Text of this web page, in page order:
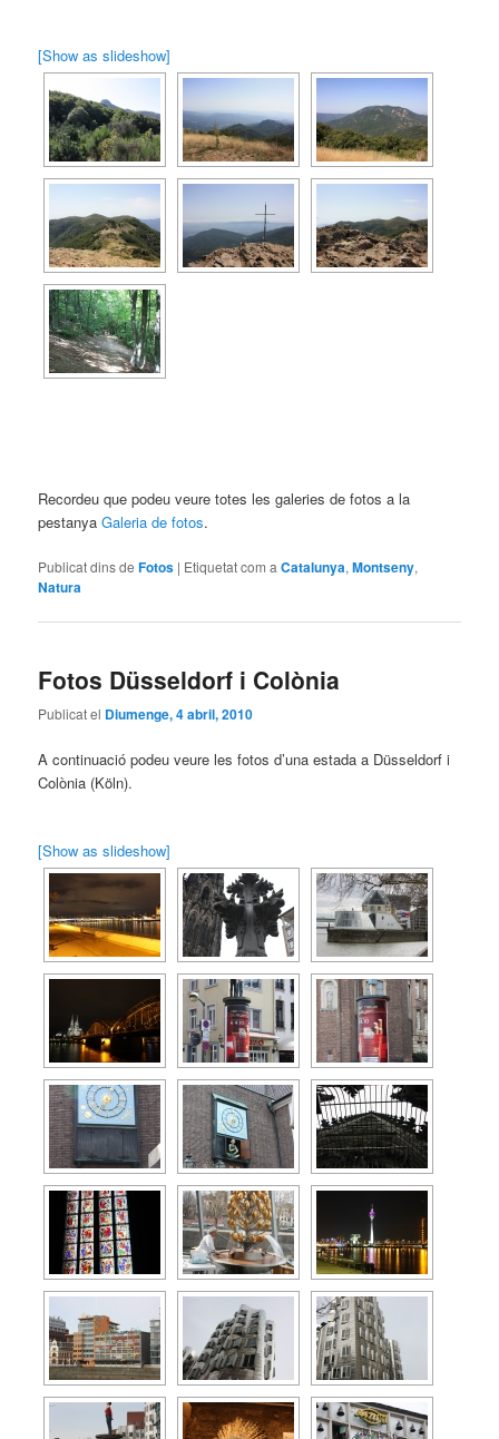
[Show as slideshow]
Recordeu que podeu veure totes les galeries de fotos a la
pestanyaGaleria de fotos.
Publicat dins de Fotos | Etiquetat com a Catalunya,Montseny,
Natura
Fotos Düsseldorf i Colònia
Publicat el Diumenge, 4 abril, 2010
A continuació podeu veure les fotos d’una estada a Düsseldorf i
Colònia (Köln).
[Show as slideshow]